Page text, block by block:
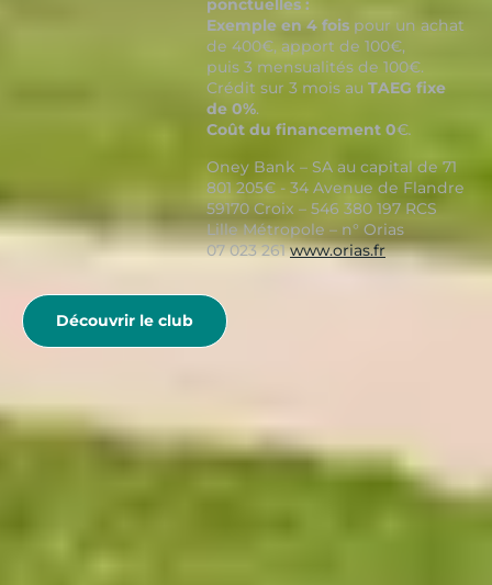
ponctuelles :
Exemple en 4 fois pour un achat
de 400€, apport de 100€,
puis 3 mensualités de 100€.
Crédit sur 3 mois au TAEG fixe
de 0%.
Coût du financement 0€.
Oney Bank – SA au capital de 71
801 205€ - 34 Avenue de Flandre
59170 Croix – 546 380 197 RCS
Lille Métropole – n° Orias
07 023 261www.orias.fr
Découvrir le club